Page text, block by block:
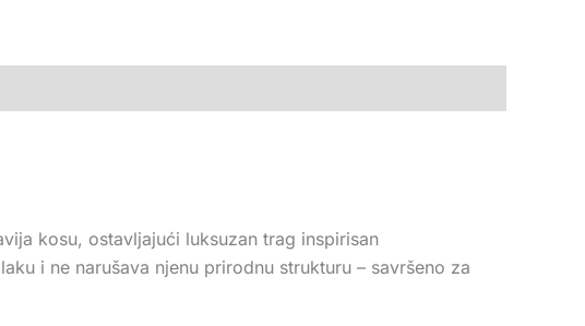
kosu, ostavljajući luksuzan trag inspirisan
i ne narušava njenu prirodnu strukturu – savršeno za